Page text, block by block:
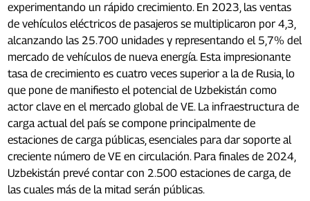
experimentando un rápido crecimiento. En 2023, las ventas
de vehículos eléctricos de pasajeros se multiplicaron por 4,3,
alcanzando las 25.700 unidades y representando el 5,7% del
mercado de vehículos de nueva energía. Esta impresionante
tasa de crecimiento es cuatro veces superior a la de Rusia, lo
que pone de manifiesto el potencial de Uzbekistán como
actor clave en el mercado global de VE. La infraestructura de
carga actual del país se compone principalmente de
estaciones de carga públicas, esenciales para dar soporte al
creciente número de VE en circulación. Para finales de 2024,
Uzbekistán prevé contar con 2.500 estaciones de carga, de
las cuales más de la mitad serán públicas.